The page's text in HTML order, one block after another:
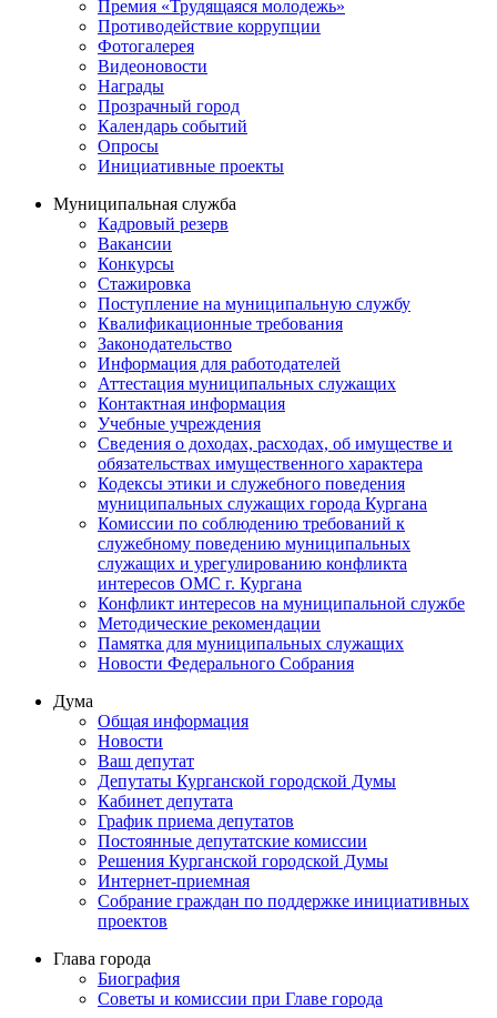
Премия «Трудящаяся молодежь»
Противодействие коррупции
Фотогалерея
Видеоновости
Награды
Прозрачный город
Календарь событий
Опросы
Инициативные проекты
Муниципальная служба
Кадровый резерв
Вакансии
Конкурсы
Стажировка
Поступление на муниципальную службу
Квалификационные требования
Законодательство
Информация для работодателей
Аттестация муниципальных служащих
Контактная информация
Учебные учреждения
Сведения о доходах, расходах, об имуществе и
обязательствах имущественного характера
Кодексы этики и служебного поведения
муниципальных служащих города Кургана
Комиссии по соблюдению требований к
служебному поведению муниципальных
служащих и урегулированию конфликта
интересов ОМС г. Кургана
Конфликт интересов на муниципальной службе
Методические рекомендации
Памятка для муниципальных служащих
Новости Федерального Cобрания
Дума
Общая информация
Новости
Ваш депутат
Депутаты Курганской городской Думы
Кабинет депутата
График приема депутатов
Постоянные депутатские комиссии
Решения Курганской городской Думы
Интернет-приемная
Собрание граждан по поддержке инициативных
проектов
Глава города
Биография
Советы и комиссии при Главе города